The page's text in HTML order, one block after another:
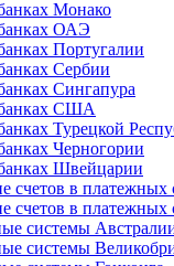
Монако
ОАЭ
Португалии
Сербии
Сингапура
США
Турецкой
Черногории
Швейцарии
счетов в платежных
счетов в платежных
системы
системы